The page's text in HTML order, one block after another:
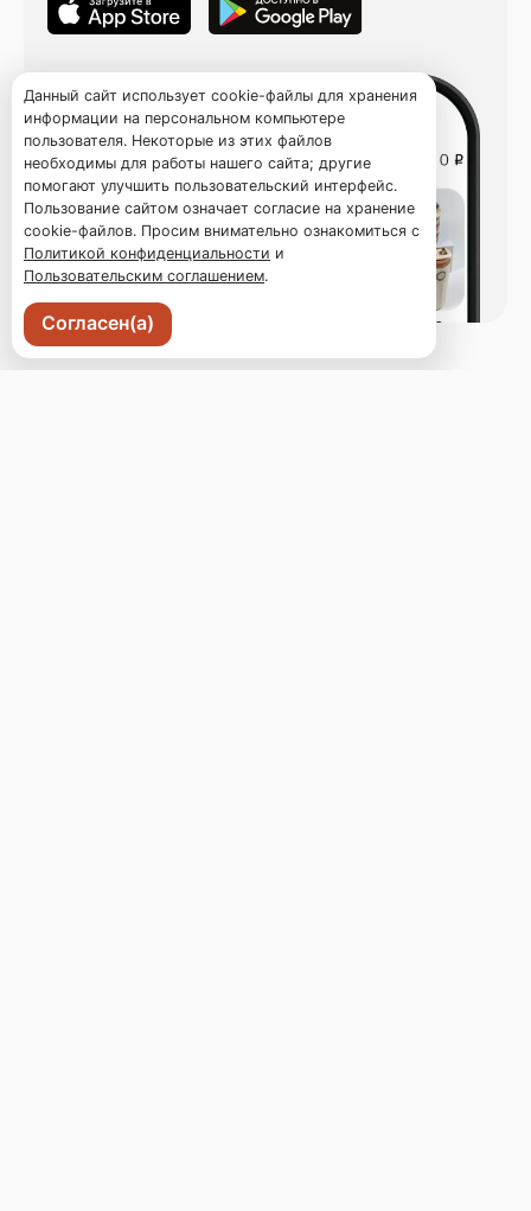
Данный сайт использует cookie-файлы для хранения
информации на персональном компьютере
пользователя. Некоторые из этих файлов
необходимы для работы нашего сайта; другие
помогают улучшить пользовательский интерфейс.
Пользование сайтом означает согласие на хранение
cookie-файлов. Просим внимательно ознакомиться с
Политикой конфиденциальности и
Пользовательским соглашением.
Согласен(а)